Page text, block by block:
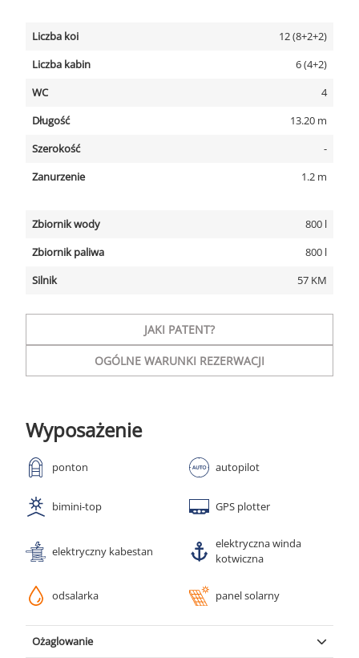
Liczba koi
12 (8+2+2)
Liczba kabin
6 (4+2)
WC
4
Długość
13.20 m
Szerokość
-
Zanurzenie
1.2 m
Zbiornik wody
800 l
Zbiornik paliwa
800 l
Silnik
57 KM
JAKI PATENT?
OGÓLNE WARUNKI REZERWACJI
Wyposażenie
ponton autopilot
bimini-top GPS plotter
elektryczny kabestan
elektryczna winda
kotwiczna
odsalarka panel solarny
Ożaglowanie